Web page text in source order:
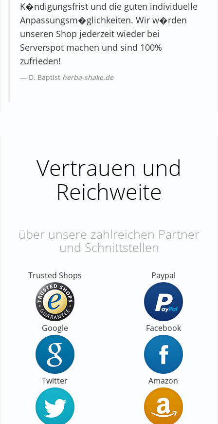
K�ndigungsfrist und die guten individuelle
Anpassungsm�glichkeiten. Wir w�rden
unseren Shop jederzeit wieder bei
Serverspot machen und sind 100%
zufrieden!
D. Baptist herba-shake.de
Vertrauen und
Reichweite
über unsere zahlreichen Partner
und Schnittstellen
Trusted Shops Paypal
Google Facebook
Twitter Amazon